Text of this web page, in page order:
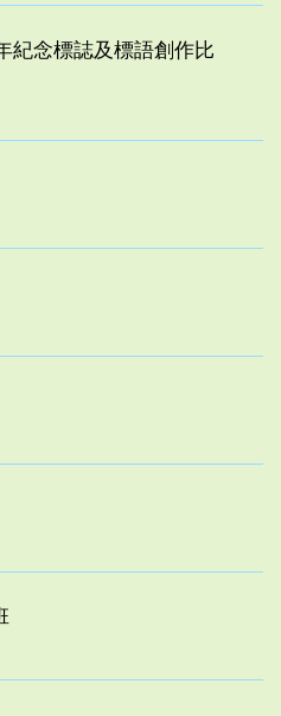
紀念標誌及標語創作比